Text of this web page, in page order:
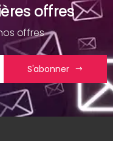
offres
offres
S'abonner